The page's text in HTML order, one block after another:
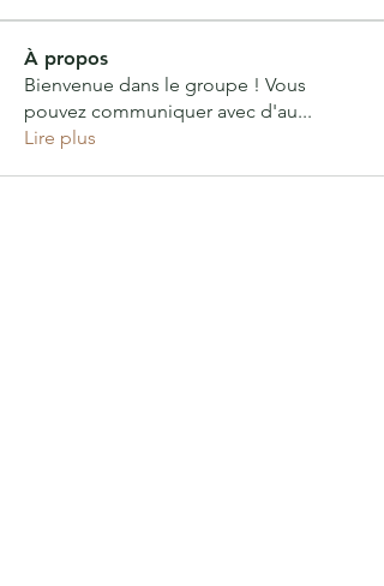
À propos
Bienvenue dans le groupe ! Vous
pouvez communiquer avec d'au...
Lire plus